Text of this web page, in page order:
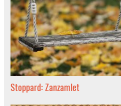
Stoppard: Zanzamlet